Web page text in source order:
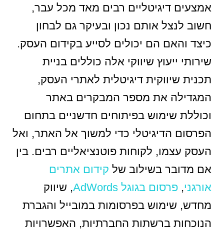
אמצעים דיגיטליים רבים מאד מכל עבר,
חשוב לנצל אותם נכון ובעיקר גם לבחון
כיצד והאם הם יכולים לסייע בקידום העסק.
שירותי ייעוץ שיווקי אלה כוללים בניית
תכנית שיווקית דיגיטלית לאתרי העסק,
המגדילה את מספר המבקרים באתר
וכוללת שימוש בפיתוחים חדשניים בתחום
הפרסום הדיגיטלי כדי למשוך אל האתר, ואל
העסק עצמו, לקוחות פוטנציאליים רבים. בין
אם מדובר בשילוב של קידום אתרים
אורגני, פרסום בגוגל AdWords
, שיווק
מחדש, שימוש בפרסומות במובייל והגברת
הנוכחות ברשתות החברתיות, האפשרויות